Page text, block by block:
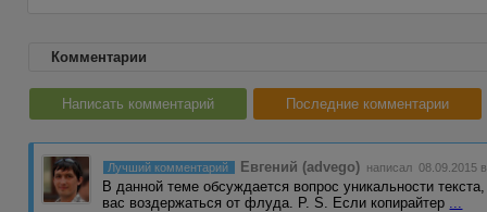
Комментарии
Написать комментарий Последние комментарии
Лучший комментарий Евгений (advego) написал 08.09.2015
В данной теме обсуждается вопрос уникальности
вас воздержаться от флуда. P. S. Если копирайтер ...